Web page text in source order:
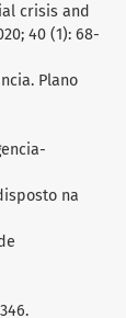
crisis and
40 (1): 68-
Plano
na